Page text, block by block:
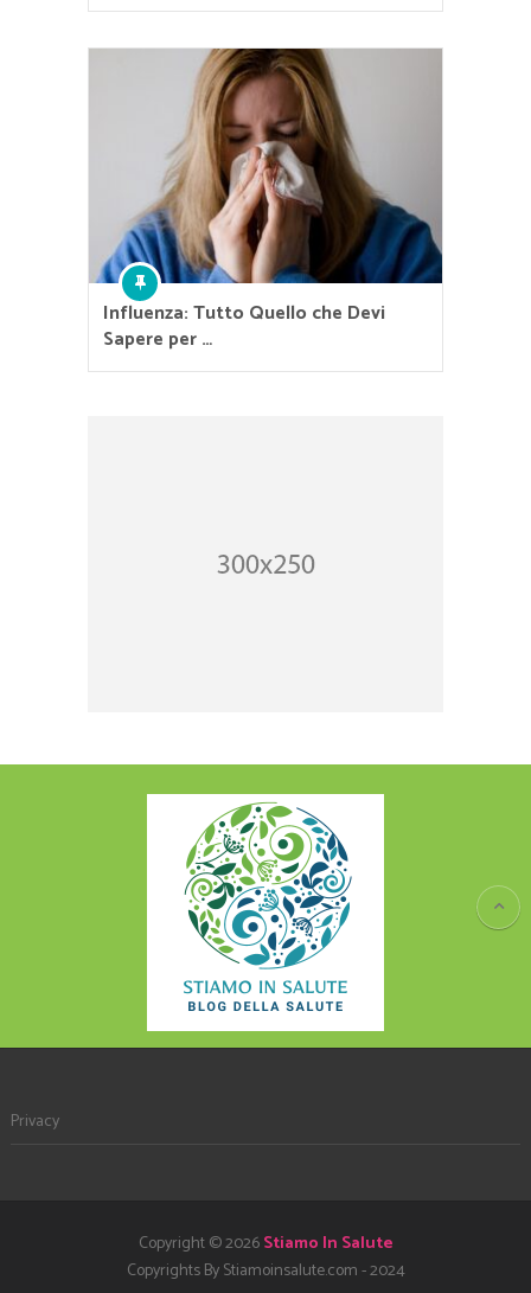
Influenza: Tutto Quello che Devi
Sapere per …
Privacy
Copyright © 2026Stiamo In Salute
Copyrights By Stiamoinsalute.com - 2024